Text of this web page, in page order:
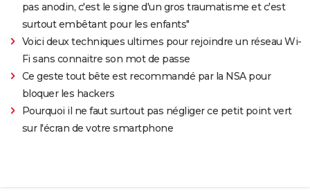
pas anodin, c'est le signe d'un gros traumatisme et c'est
surtout embêtant pour les enfants"
Voici deux techniques ultimes pour rejoindre un réseau Wi-
Fi sans connaitre son mot de passe
Ce geste tout bête est recommandé par la NSA pour
bloquer les hackers
Pourquoi il ne faut surtout pas négliger ce petit point vert
sur l'écran de votre smartphone